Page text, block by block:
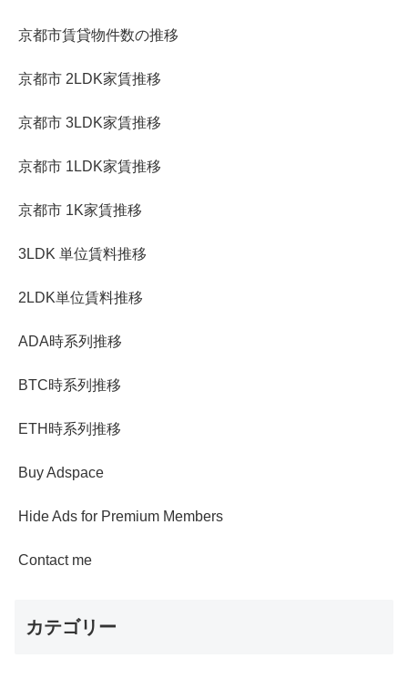
京都市賃貸物件数の推移
京都市 2LDK家賃推移
京都市 3LDK家賃推移
京都市 1LDK家賃推移
京都市 1K家賃推移
3LDK 単位賃料推移
2LDK単位賃料推移
ADA時系列推移
BTC時系列推移
ETH時系列推移
Buy Adspace
Hide Ads for Premium Members
Contact me
カテゴリー